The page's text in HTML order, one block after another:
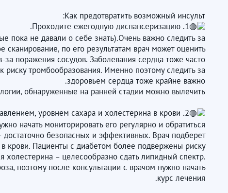
Как предотвратить возможный инсульт:
1. Проходите ежегодную диспансеризацию.
пока не давали о себе знать).Очень важно следить за
по его результатам врач может оценить
поражения сосудов. Заболевания сердца тоже часто
тромбообразования. Именно поэтому следить за
здоровьем сердца тоже крайне важно.
обнаруженные на ранней стадии можно вылечить.
2. Следите за своим давлением, уровнем сахара и холестерина в крови.
начать мониторировать его регулярно и обратиться
безопасных и эффективных. Врач подберет
крови. Пациенты с диабетом более подвержены риску
холестерина – целесообразно сдать липидный спектр.
поэтому после консультации с врачом нужно начать
курс лечения.